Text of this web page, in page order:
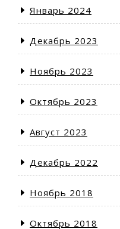
Январь 2024
Декабрь 2023
Ноябрь 2023
Октябрь 2023
Август 2023
Декабрь 2022
Ноябрь 2018
Октябрь 2018